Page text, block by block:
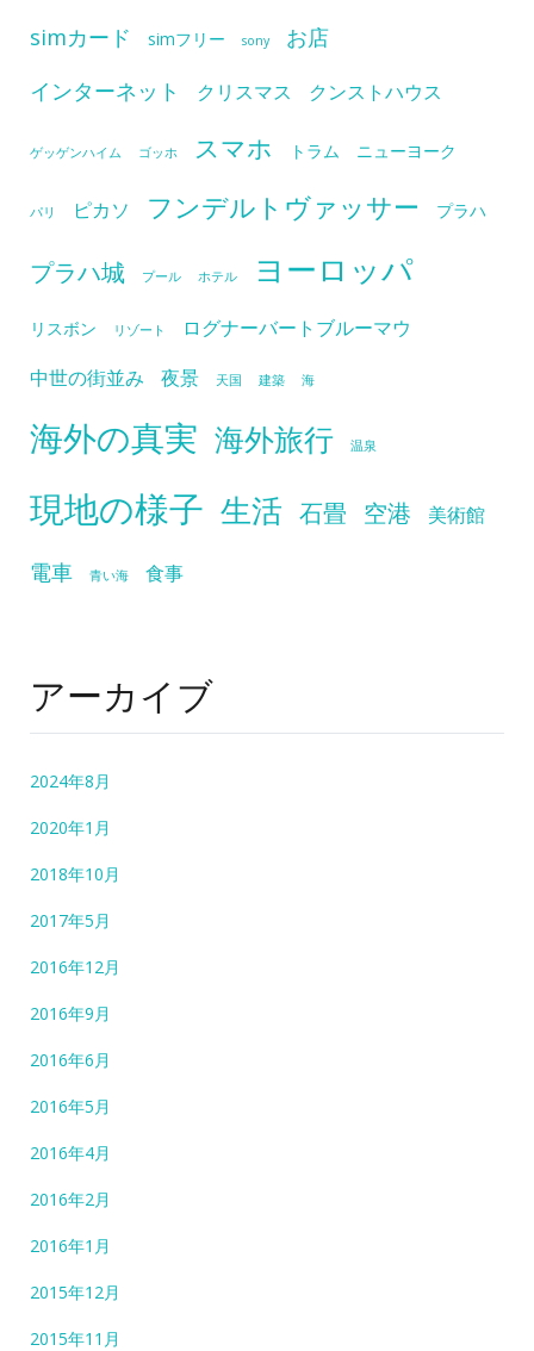
simカード simフリー sony
お店
インターネット
クリスマス クンストハウス
ゲッゲンハイム ゴッホ スマホ トラム ニューヨーク
パリ ピカソ フンデルトヴァッサー プラハ
プラハ城 プール ホテル ヨーロッパ
リスボン リゾート
ログナーバートブルーマウ
中世の街並み
夜景 天国 建築 海
海外の真実 海外旅行 温泉
現地の様子 生活 石畳 空港 美術館
電車 青い海 食事
アーカイブ
2024年8月
2020年1月
2018年10月
2017年5月
2016年12月
2016年9月
2016年6月
2016年5月
2016年4月
2016年2月
2016年1月
2015年12月
2015年11月